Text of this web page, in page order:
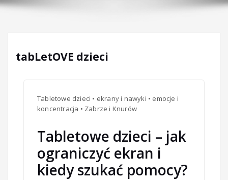
tabLetOVE dzieci
Tabletowe dzieci • ekrany i nawyki • emocje i
koncentracja • Zabrze i Knurów
Tabletowe dzieci – jak
ograniczyć ekran i
kiedy szukać pomocy?